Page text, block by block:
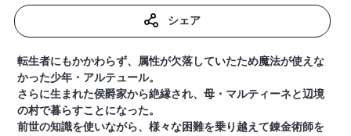
シェア
転生者にもかかわらず、属性が欠落していたため魔法が使えな
かった少年・アルテュール。
さらに生まれた侯爵家から絶縁され、母・マルティーネと辺境
の村で暮らすことになった。
前世の知識を使いながら、様々な困難を乗り越えて錬金術師を